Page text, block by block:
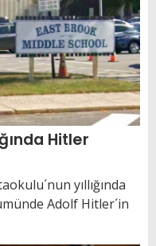
Hitler
yıllığında
Adolf Hitler´in